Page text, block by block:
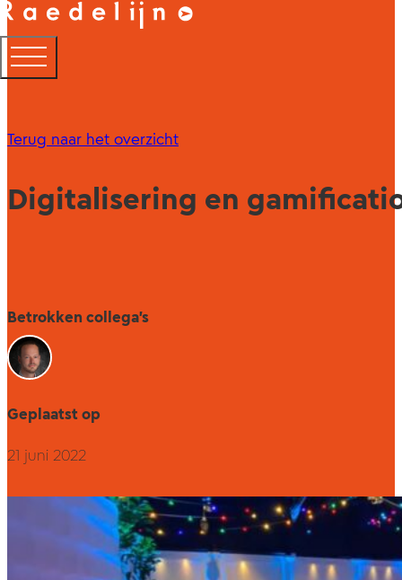
Terug naar het overzicht
Digitalisering en
Betrokken collega's
Geplaatst op
21 juni 2022